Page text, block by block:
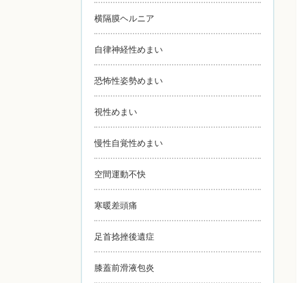
横隔膜ヘルニア
自律神経性めまい
恐怖性姿勢めまい
視性めまい
慢性自覚性めまい
空間運動不快
寒暖差頭痛
足首捻挫後遺症
膝蓋前滑液包炎